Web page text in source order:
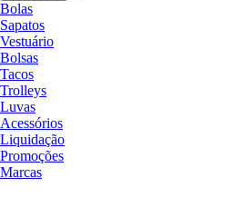
Bolas
Sapatos
Vestuário
Bolsas
Tacos
Trolleys
Luvas
Acessórios
Liquidação
Promoções
Marcas